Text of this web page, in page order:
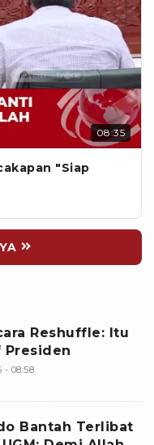
08:35
"Siap
Reshuffle: Itu
Presiden
- 08:58
Bantah Terlibat